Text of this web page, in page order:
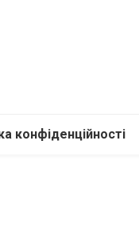
конфіденційності